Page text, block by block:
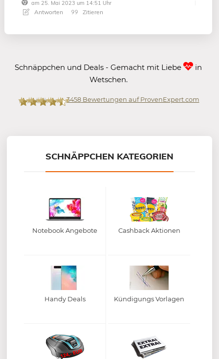
am 25. Mai 2023 um 14:51 Uhr
Antworten Zitieren
Schnäppchen und Deals - Gemacht mit Liebe
in
Wetschen.
3458Bewertungen auf ProvenExpert.com
SCHNÄPPCHEN KATEGORIEN
Notebook Angebote Cashback Aktionen
Handy Deals Kündigungs Vorlagen